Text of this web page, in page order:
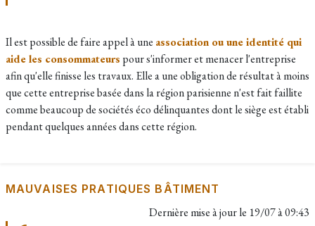
Il est possible de faire appel à une association ou une identité qui
aide les consommateurs pour s'informer et menacer l'entreprise
afin qu'elle finisse les travaux. Elle a une obligation de résultat à moins
que cette entreprise basée dans la région parisienne n'est fait faillite
comme beaucoup de sociétés éco délinquantes dont le siège est établi
pendant quelques années dans cette région.
MAUVAISES PRATIQUES BÂTIMENT
Dernière mise à jour le 19/07 à 09:43